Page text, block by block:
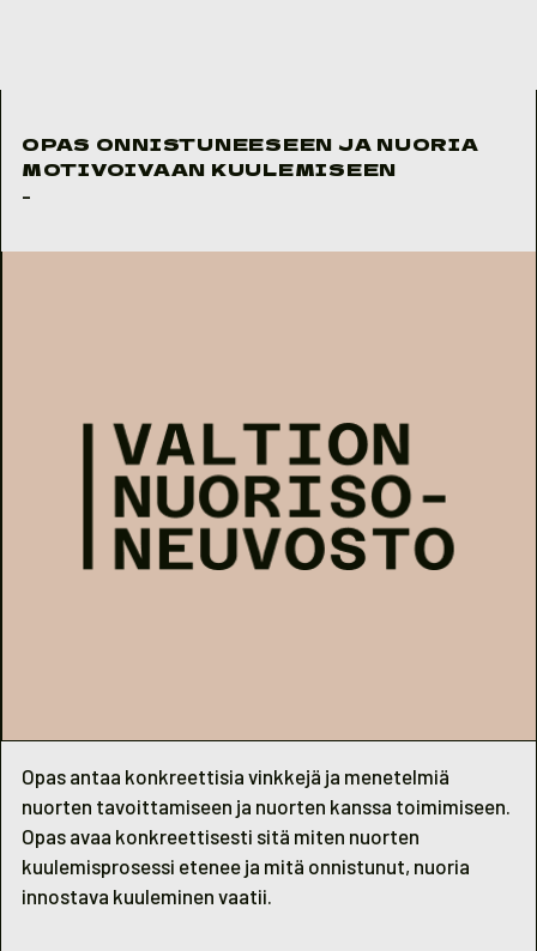
OPAS ONNISTUNEESEEN JA NUORIA
MOTIVOIVAAN KUULEMISEEN
-
Opas antaa konkreettisia vinkkejä ja menetelmiä
nuorten tavoittamiseen ja nuorten kanssa toimimiseen.
Opas avaa konkreettisesti sitä miten nuorten
kuulemisprosessi etenee ja mitä onnistunut, nuoria
innostava kuuleminen vaatii.